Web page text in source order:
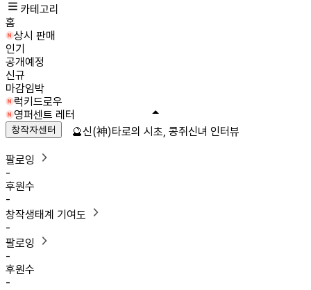
카테고리
홈
상시 판매
인기
공개예정
신규
마감임박
럭키드로우
영퍼센트 레터
창작자센터
팔로잉
-
후원수
-
창작생태계 기여도
-
팔로잉
-
후원수
-
🔮신(神)타로의 시초, 콩쥐신녀 인터뷰